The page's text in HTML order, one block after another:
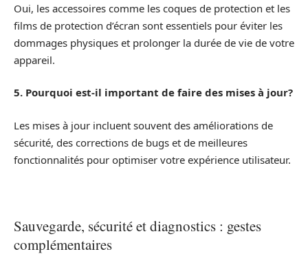
Oui, les accessoires comme les coques de protection et les
films de protection d’écran sont essentiels pour éviter les
dommages physiques et prolonger la durée de vie de votre
appareil.
5. Pourquoi est-il important de faire des mises à jour?
Les mises à jour incluent souvent des améliorations de
sécurité, des corrections de bugs et de meilleures
fonctionnalités pour optimiser votre expérience utilisateur.
Sauvegarde, sécurité et diagnostics : gestes
complémentaires